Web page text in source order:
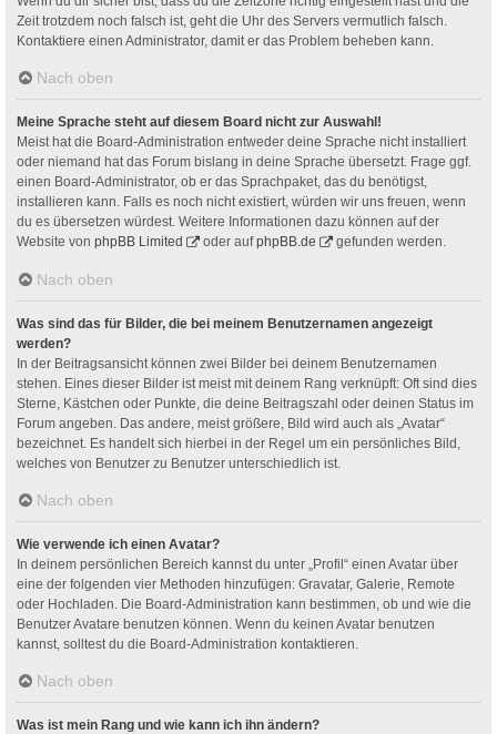
Zeit trotzdem noch falsch ist, geht die Uhr des Servers vermutlich falsch.
Kontaktiere einen Administrator, damit er das Problem beheben kann.
Nach oben
Meine Sprache steht auf diesem Board nicht zur Auswahl!
Meist hat die Board-Administration entweder deine Sprache nicht installiert
oder niemand hat das Forum bislang in deine Sprache übersetzt. Frage ggf.
einen Board-Administrator, ob er das Sprachpaket, das du benötigst,
installieren kann. Falls es noch nicht existiert, würden wir uns freuen, wenn
du es übersetzen würdest. Weitere Informationen dazu können auf der
Website von phpBB Limited oder aufphpBB.de gefunden werden.
Nach oben
Was sind das für Bilder, die bei meinem Benutzernamen angezeigt
werden?
In der Beitragsansicht können zwei Bilder bei deinem Benutzernamen
stehen. Eines dieser Bilder ist meist mit deinem Rang verknüpft: Oft sind dies
Sterne, Kästchen oder Punkte, die deine Beitragszahl oder deinen Status im
Forum angeben. Das andere, meist größere, Bild wird auch als „Avatar“
bezeichnet. Es handelt sich hierbei in der Regel um ein persönliches Bild,
welches von Benutzer zu Benutzer unterschiedlich ist.
Nach oben
Wie verwende ich einen Avatar?
In deinem persönlichen Bereich kannst du unter „Profil“ einen Avatar über
eine der folgenden vier Methoden hinzufügen: Gravatar, Galerie, Remote
oder Hochladen. Die Board-Administration kann bestimmen, ob und wie die
Benutzer Avatare benutzen können. Wenn du keinen Avatar benutzen
kannst, solltest du die Board-Administration kontaktieren.
Nach oben
Was ist mein Rang und wie kann ich ihn ändern?